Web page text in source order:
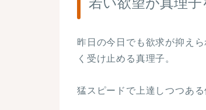
昨日の今日でも欲求が抑え
く受け止める真理子。
猛スピードで上達しつつあ